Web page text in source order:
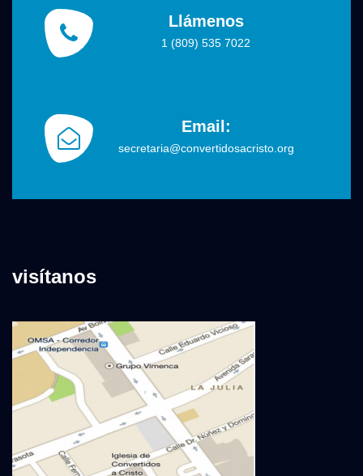
Llámenos
1 (809) 535 7022
Email:
secretaria@convertidosacristo.org
visítanos